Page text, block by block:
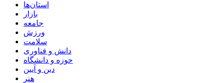
استان‌ها
بازار
جامعه
ورزش
سلامت
دانش و فناوری
حوزه و دانشگاه
دین و آیین
هنر